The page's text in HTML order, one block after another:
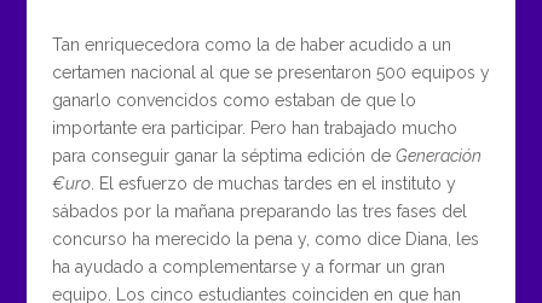
Tan enriquecedora como la de haber acudido a un
certamen nacional al que se presentaron 500 equipos y
ganarlo convencidos como estaban de que lo
importante era participar. Pero han trabajado mucho
para conseguir ganar la séptima edición de Generación
€uro. El esfuerzo de muchas tardes en el instituto y
sábados por la mañana preparando las tres fases del
concurso ha merecido la pena y, como dice Diana, les
ha ayudado a complementarse y a formar un gran
equipo. Los cinco estudiantes coinciden en que han